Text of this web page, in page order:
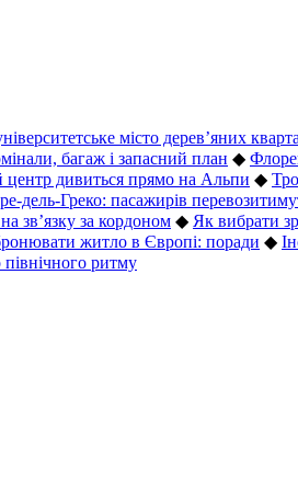
місто дерев’яних
багаж і запасний план ◆
центр дивиться прямо на Альпи ◆
дель-Греко: пасажирів
зв’язку за кордоном ◆ Як вибрати
житло в Європі: поради ◆
північного ритму